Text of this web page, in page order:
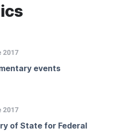
2017
events
2017
of State for Federal